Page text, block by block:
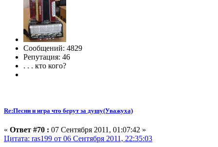
Сообщений: 4829
Репутация: 46
. . . кто кого?
Re:Песни и игра что берут за душу(Уважуха)
« Ответ #70 : 07 Сентября 2011, 01:07:42 »
Цитата: ras199 от 06 Сентября 2011, 22:35:03